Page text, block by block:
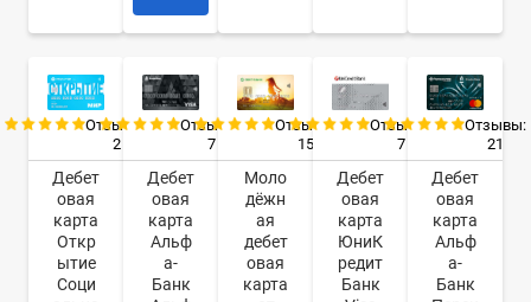
Отзывы:
2
Дебет
овая
карта
Откр
ытие
Соци
Отзывы:
7
Дебет
овая
карта
Альф
а-
Банк
Отзывы:
15
Моло
дёжн
ая
дебет
овая
карта
Отзывы:
7
Дебет
овая
карта
ЮниК
редит
Банк
Отзывы:
21
Дебет
овая
карта
Альф
а-
Банк